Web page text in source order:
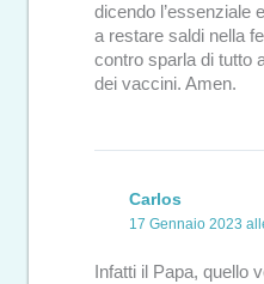
dicendo l’essenziale
a restare saldi nella
contro sparla di tutto
dei vaccini. Amen.
Carlos
17 Gennaio 2023
Infatti il Papa, quello